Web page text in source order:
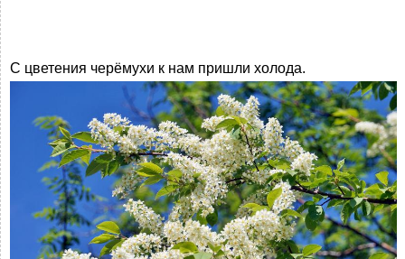
С цветения черёмухи к нам пришли холода.